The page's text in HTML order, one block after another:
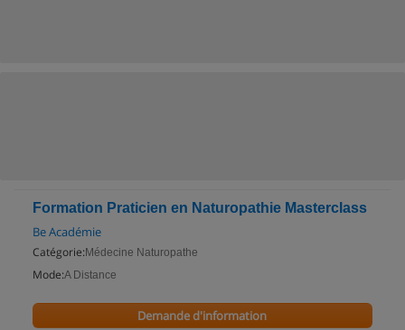
Formation Praticien en Naturopathie Masterclass
Be Académie
Catégorie: Médecine Naturopathe
Mode:A Distance
Demande d'information